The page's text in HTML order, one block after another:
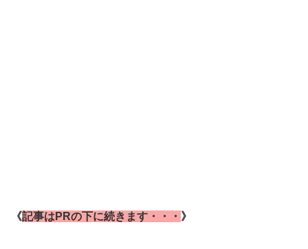
《記事はPRの下に続きます・・・ 》